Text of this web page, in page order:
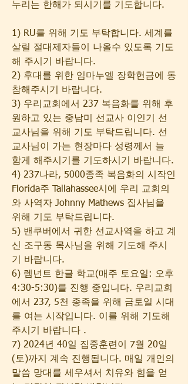
누리는 한해가 되시기를 기도합니다.
1) RU를 위해 기도 부탁합니다. 세계를
살릴 절대제자들이 나올수 있도록 기도
해 주시기 바랍니다.
2) 후대를 위한 임마누엘 장학헌금에 동
참해주시기 바랍니다.
3) 우리교회에서 237 복음화를 위해 후
원하고 있는 중남미 선교사 이인기 선
교사님을 위해 기도 부탁드립니다. 선
교사님이 가는 현장마다 성령께서 늘
함게 해주시기를 기도하시기 바랍니다.
4) 237나라, 5000종족 복음화의 시작인
Florida주 Tallahassee시에 우리 교회의
와 사역자 Johnny Mathews 집사님을
위해 기도 부탁드립니다.
5) 밴쿠버에서 귀한 선교사역을 하고 계
신 조구동 목사님을 위해 기도해 주시
기 바랍니다.
6) 렘넌트 한글 학교(매주 토요일: 오후
4:30-5:30)를 진행 중입니다. 우리교회
에서 237, 5천 종족을 위해 금토일 시대
를 여는 시작입니다. 이를 위해 기도해
주시기 바랍니다 .
7) 2024년 40일 집중훈련이 7월 20일
(토)까지 계속 진행됩니다. 매일 개인의
말씀 망대를 세우셔서 치유와 힘을 얻